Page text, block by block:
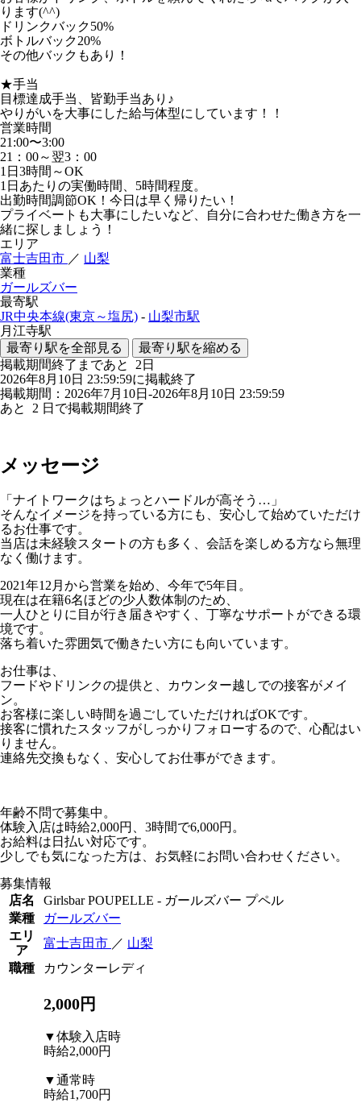
ります(^^)
ドリンクバック50%
ボトルバック20%
その他バックもあり！
★手当
目標達成手当、皆勤手当あり♪
やりがいを大事にした給与体型にしています！！
営業時間
21:00〜3:00
21：00～翌3：00
1日3時間～OK
1日あたりの実働時間、5時間程度。
出勤時間調節OK！今日は早く帰りたい！
プライベートも大事にしたいなど、自分に合わせた働き方を一
緒に探しましょう！
エリア
富士吉田市 ／ 山梨
業種
ガールズバー
最寄駅
JR中央本線(東京～塩尻) - 山梨市駅
月江寺駅
最寄り駅を全部見る
最寄り駅を縮める
掲載期間終了まであと 2 日
2026年8月10日 23:59:59に掲載終了
掲載期間：2026年7月10日-2026年8月10日 23:59:59
あと 2 日で掲載期間終了
メッセージ
「ナイトワークはちょっとハードルが高そう…」
そんなイメージを持っている方にも、安心して始めていただけ
るお仕事です。
当店は未経験スタートの方も多く、会話を楽しめる方なら無理
なく働けます。
2021年12月から営業を始め、今年で5年目。
現在は在籍6名ほどの少人数体制のため、
一人ひとりに目が行き届きやすく、丁寧なサポートができる環
境です。
落ち着いた雰囲気で働きたい方にも向いています。
お仕事は、
フードやドリンクの提供と、カウンター越しでの接客がメイ
ン。
お客様に楽しい時間を過ごしていただければOKです。
接客に慣れたスタッフがしっかりフォローするので、心配はい
りません。
連絡先交換もなく、安心してお仕事ができます。
年齢不問で募集中。
体験入店は時給2,000円、3時間で6,000円。
お給料は日払い対応です。
少しでも気になった方は、お気軽にお問い合わせください。
募集情報
店名
Girlsbar POUPELLE - ガールズバー プペル
業種
ガールズバー
エリ
ア
富士吉田市 ／ 山梨
職種
カウンターレディ
2,000円
▼体験入店時
時給2,000円
▼通常時
時給1,700円